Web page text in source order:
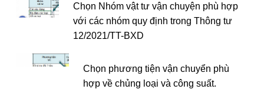
Chọn Nhóm vật tư vận chuyện phù hợp
với các nhóm quy định trong Thông tư
12/2021/TT-BXD
Chọn phương tiện vận chuyển phù
hợp về chủng loại và công suất.